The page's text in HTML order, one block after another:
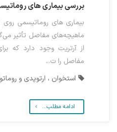
بررسی بیماری های
بیماری های روماتیسمی روی
ماهیچه‌های مفاصل تأثیر
از آرتریت وجود دارد که
مفاصل را ت...
استخوان ، ارتوپدی و
ادامه مطلب...